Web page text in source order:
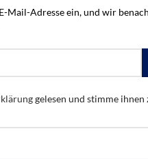
→
525 89 88
beraten lassen →
der Schweiz · 052 525 89 88
Ihre Offerte zum
Offizieller
Mail-Adresse ein, und wir
gelesen und stimme ihnen